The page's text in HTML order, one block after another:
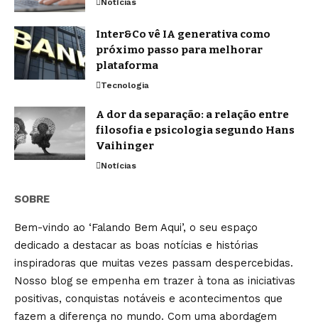
Notícias
Inter&Co vê IA generativa como
próximo passo para melhorar
plataforma
Tecnologia
A dor da separação: a relação entre
filosofia e psicologia segundo Hans
Vaihinger
Notícias
SOBRE
Bem-vindo ao ‘Falando Bem Aqui’, o seu espaço
dedicado a destacar as boas notícias e histórias
inspiradoras que muitas vezes passam despercebidas.
Nosso blog se empenha em trazer à tona as iniciativas
positivas, conquistas notáveis e acontecimentos que
fazem a diferença no mundo. Com uma abordagem